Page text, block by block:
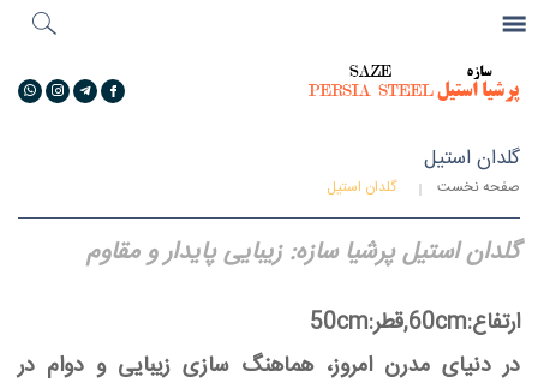
جستجو
گلدان استیل
صفحه نخست گلدان استیل
گلدان استیل پرشیا سازه: زیبایی پایدار و مقاوم
ارتفاع:60cm,قطر:50cm
در دنیای مدرن امروز، هماهنگ سازی زیبایی و دوام در